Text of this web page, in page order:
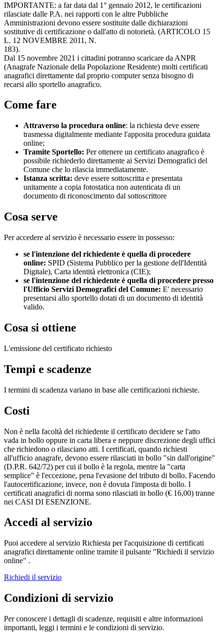
IMPORTANTE: a far data dal 1° gennaio 2012, le certificazioni
rilasciate dalle P.A. nei rapporti con le altre Pubbliche
Amministrazioni devono essere sostituite dalle dichiarazioni
sostitutive di certificazione o dall'atto di notorietà. (ARTICOLO 15
L. 12 NOVEMBRE 2011, N.
Dal 15 novembre 2021 i cittadini potranno scaricare da ANPR
(Anagrafe Nazionale della Popolazione Residente) molti certificati
anagrafici direttamente dal proprio computer senza bisogno di
recarsi allo sportello anagrafico.
Come fare
Attraverso la procedura online: la richiesta deve essere
trasmessa digitalmente mediante l'apposita procedura guidata
online;
Tramite Sportello: Per ottenere un certificato anagrafico è
possibile richiederlo direttamente ai Servizi Demografici del
Comune che lo rilascia immediatamente.
Istanza scritta: deve essere sottoscritta e presentata
unitamente a copia fotostatica non autenticata di un
documento di riconoscimento dal sottoscrittore
Cosa serve
Per accedere al servizio è necessario essere in possesso:
se l'intenzione del richiedente è quella di procedere
online: SPID (Sistema Pubblico per la gestione dell'Identità
Digitale), Carta identità elettronica (CIE);
se l'intenzione del richiedente è quella di procedere presso
l'Ufficio Servizi Demografici del Comune: E' necessario
presentarsi allo sportello dotati di un documento di identità
valido.
Cosa si ottiene
L'emissione del certificato richiesto
Tempi e scadenze
I termini di scadenza variano in base alle certificazioni richieste.
Costi
Non è nella facoltà del richiedente il certificato decidere se l'atto
vada in bollo oppure in carta libera e neppure discrezione degli uffici
che richiedono o rilasciano atti. I certificati, quando richiesti
all'ufficio anagrafe, devono essere rilasciati in bollo "sin dall'origine"
(D.P.R. 642/72) per cui il bollo è la regola, mentre la "carta
semplice" è l'eccezione, pena l'evasione del tributo di bollo. Facendo
l'autocertificazione, invece, non è dovuta l'imposta di bollo. I
certificati anagrafici di norma sono rilasciati in bollo (€ 16,00) tranne
nei CASI DI ESENZIONE.
Accedi al servizio
Puoi accedere al servizio Richiesta per l'acquisizione di certificati
anagrafici direttamente online tramite il pulsante "Richiedi il servizio
online" .
Richiedi il servizio
Condizioni di servizio
Per conoscere i dettagli di scadenze, requisiti e altre informazioni
importanti, leggi i termini e le condizioni di servizio.